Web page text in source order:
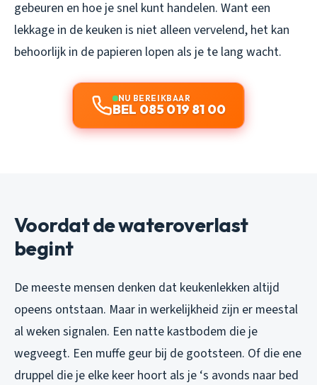
gebeuren en hoe je snel kunt handelen. Want een
lekkage in de keuken is niet alleen vervelend, het kan
behoorlijk in de papieren lopen als je te lang wacht.
NU BEREIKBAAR
BEL 085 019 81 00
Voordat de wateroverlast
begint
De meeste mensen denken dat keukenlekken altijd
opeens ontstaan. Maar in werkelijkheid zijn er meestal
al weken signalen. Een natte kastbodem die je
wegveegt. Een muffe geur bij de gootsteen. Of die ene
druppel die je elke keer hoort als je ‘s avonds naar bed